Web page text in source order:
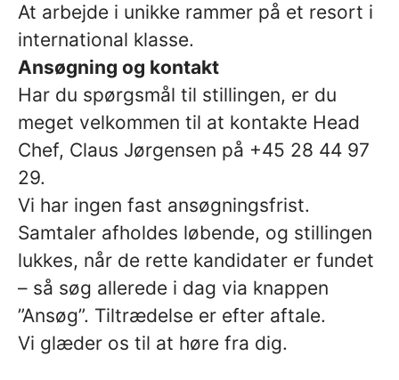
At arbejde i unikke rammer på et resort i
international klasse.
Ansøgning og kontakt
Har du spørgsmål til stillingen, er du
meget velkommen til at kontakte Head
Chef, Claus Jørgensen på +45 28 44 97
29.
Vi har ingen fast ansøgningsfrist.
Samtaler afholdes løbende, og stillingen
lukkes, når de rette kandidater er fundet
– så søg allerede i dag via knappen
”Ansøg”. Tiltrædelse er efter aftale.
Vi glæder os til at høre fra dig.